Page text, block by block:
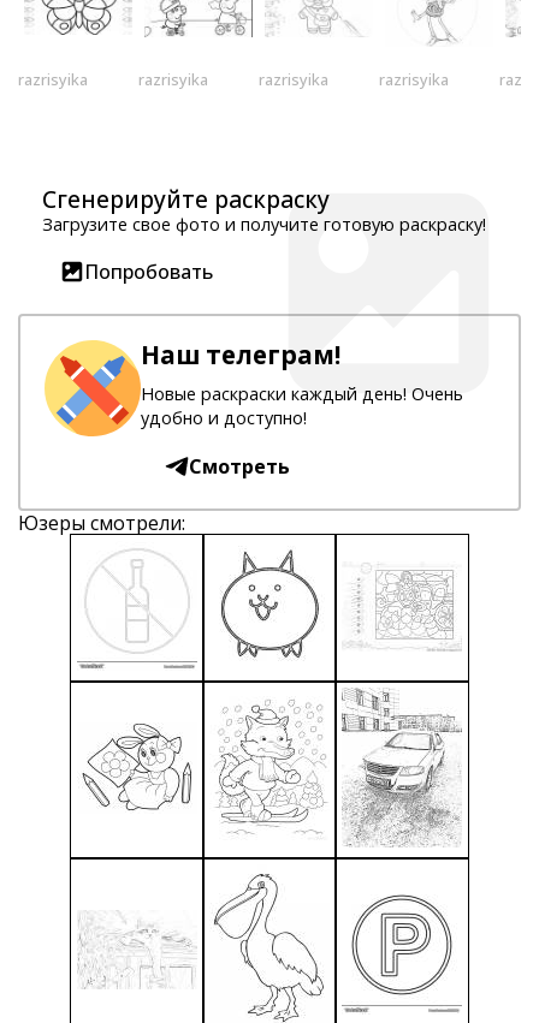
razrisyika razrisyika razrisyika razrisyika
Сгенерируйте раскраску
Загрузите свое фото и получите готовую раскраску!
Попробовать
Наш телеграм!
Новые раскраски каждый день! Очень
удобно и доступно!
Смотреть
Юзеры смотрели: